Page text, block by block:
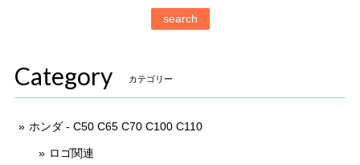
search
Category カテゴリー
ホンダ - C50 C65 C70 C100 C110
ロゴ関連